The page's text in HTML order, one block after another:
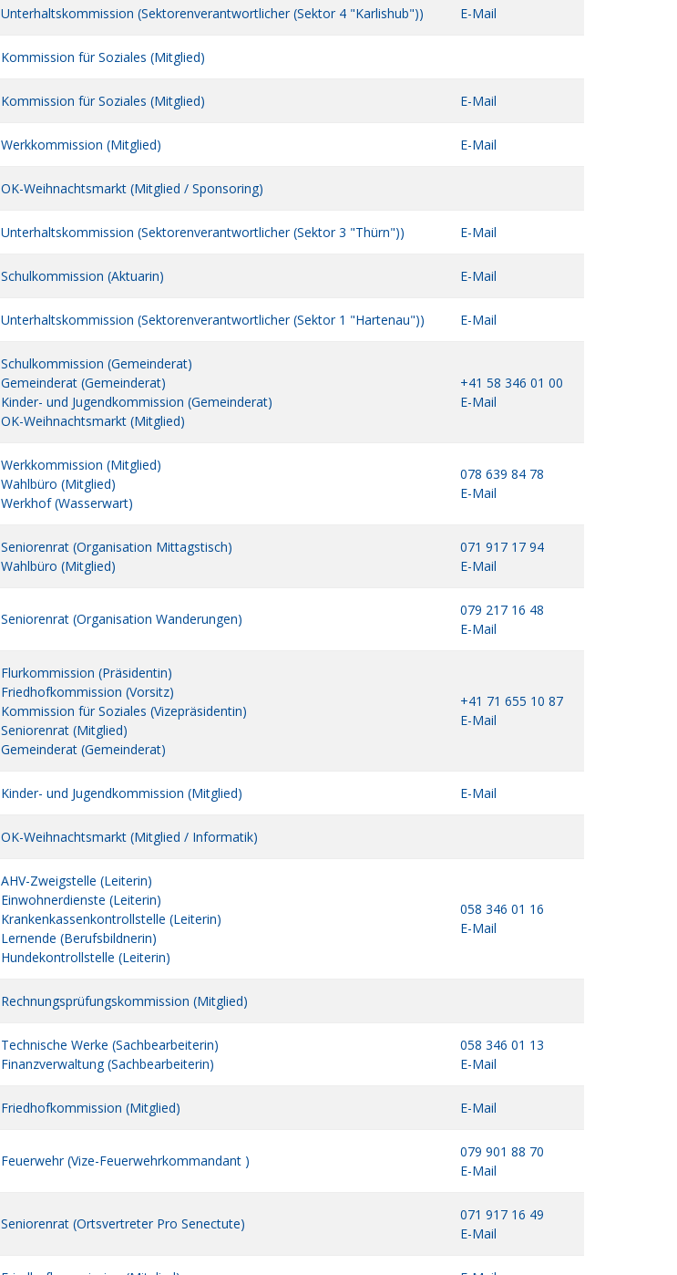
Unterhaltskommission (Sektorenverantwortlicher (Sektor 4 "Karlishub")) E-Mail
Kommission für Soziales (Mitglied)
Kommission für Soziales (Mitglied) E-Mail
Werkkommission (Mitglied) E-Mail
OK-Weihnachtsmarkt (Mitglied / Sponsoring)
Unterhaltskommission (Sektorenverantwortlicher (Sektor 3 "Thürn")) E-Mail
Schulkommission (Aktuarin) E-Mail
Unterhaltskommission (Sektorenverantwortlicher (Sektor 1 "Hartenau")) E-Mail
Schulkommission (Gemeinderat)
Gemeinderat (Gemeinderat)
Kinder- und Jugendkommission (Gemeinderat)
OK-Weihnachtsmarkt (Mitglied)
+41 58 346 01 00
E-Mail
Werkkommission (Mitglied)
Wahlbüro (Mitglied)
Werkhof (Wasserwart)
078 639 84 78
E-Mail
Seniorenrat (Organisation Mittagstisch)
Wahlbüro (Mitglied)
071 917 17 94
E-Mail
Seniorenrat (Organisation Wanderungen)
079 217 16 48
E-Mail
Flurkommission (Präsidentin)
Friedhofkommission (Vorsitz)
Kommission für Soziales (Vizepräsidentin)
Seniorenrat (Mitglied)
Gemeinderat (Gemeinderat)
+41 71 655 10 87
E-Mail
Kinder- und Jugendkommission (Mitglied) E-Mail
OK-Weihnachtsmarkt (Mitglied / Informatik)
AHV-Zweigstelle (Leiterin)
Einwohnerdienste (Leiterin)
Krankenkassenkontrollstelle (Leiterin)
Lernende (Berufsbildnerin)
Hundekontrollstelle (Leiterin)
058 346 01 16
E-Mail
Rechnungsprüfungskommission (Mitglied)
Technische Werke (Sachbearbeiterin)
Finanzverwaltung (Sachbearbeiterin)
058 346 01 13
E-Mail
Friedhofkommission (Mitglied) E-Mail
Feuerwehr (Vize-Feuerwehrkommandant )
079 901 88 70
E-Mail
Seniorenrat (Ortsvertreter Pro Senectute)
071 917 16 49
E-Mail